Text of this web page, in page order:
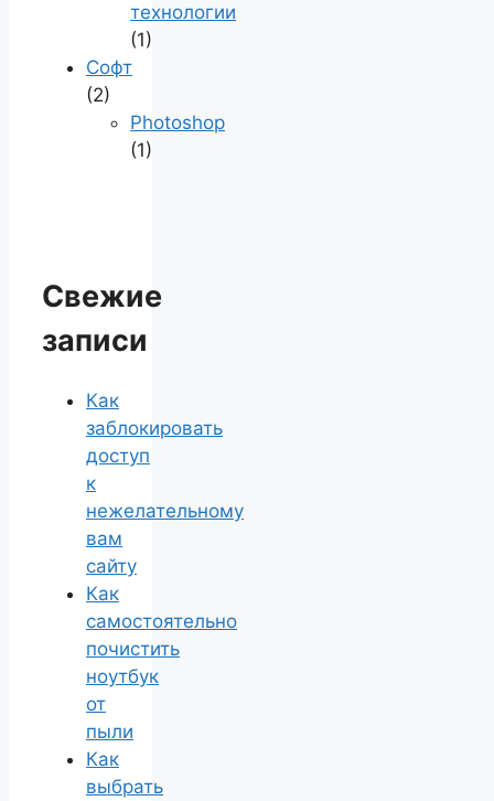
технологии
(1)
Софт
(2)
Photoshop
(1)
Свежие
записи
Как
заблокировать
доступ
к
нежелательному
вам
сайту
Как
самостоятельно
почистить
ноутбук
от
пыли
Как
выбрать